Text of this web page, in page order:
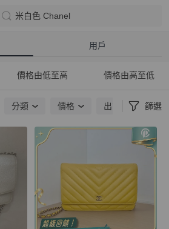
米白色 Chanel
用戶
價格由低至高 價格由高至低
分類 價格 出貨地點 篩選